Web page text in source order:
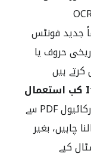
جدید فونٹس
حروف یا
ہیں
Italian Ancient PDF OCR کب استعمال
جب آپ Italian Ancient آرکائیول PDF سے
چاہیں، بغیر
کیے